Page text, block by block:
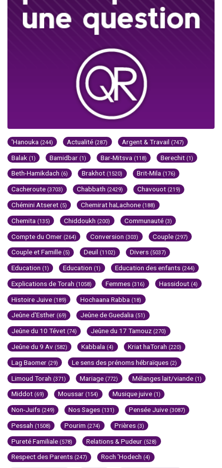
'Hanouka (244) Actualité (287) Argent & Travail (747)
Balak (1) Bamidbar (1) Bar-Mitsva (118) Berechit (1)
Beth-Hamikdach (6) Brakhot (1520) Brit-Mila (176)
Cacheroute (3703) Chabbath (2429) Chavouot (219)
Chémini Atseret (5) Chemirat haLachone (188)
Chemita (135) Chiddoukh (200) Communauté (3)
Compte du Omer (264) Conversion (303) Couple (297)
Couple et Famille (5) Deuil (1102) Divers (5037)
Education (1) Education (1) Education des enfants (244)
Explications de Torah (1058) Femmes (316) Hassidout (4)
Histoire Juive (189) Hochaana Rabba (18)
Jeûne d'Esther (69) Jeûne de Guedalia (51)
Jeûne du 10 Tévet (74) Jeûne du 17 Tamouz (270)
Jeûne du 9 Av (582) Kabbala (4) Kriat haTorah (220)
Lag Baomer (29) Le sens des prénoms hébraïques (2)
Limoud Torah (371) Mariage (772) Mélanges lait/viande (1)
Middot (69) Moussar (154) Musique juive (1)
Non-Juifs (249) Nos Sages (131) Pensée Juive (3087)
Pessah (1508) Pourim (274) Prières (3)
Pureté Familiale (578) Relations & Pudeur (528)
Respect des Parents (247) Roch 'Hodech (4)